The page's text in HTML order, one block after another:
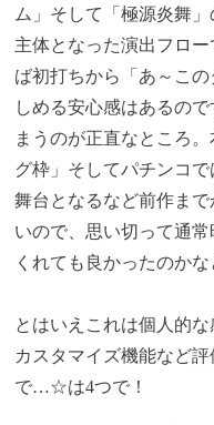
ム」そして「極源炎舞
主体となった演出フロ
ば初打ちから「あ～こ
しめる安心感はあるの
まうのが正直なところ
グ枠」そしてパチンコ
舞台となるなど前作ま
いので、思い切って通
くれても良かったのかな
とはいえこれは個人的
カスタマイズ機能など
で…☆は4つで！